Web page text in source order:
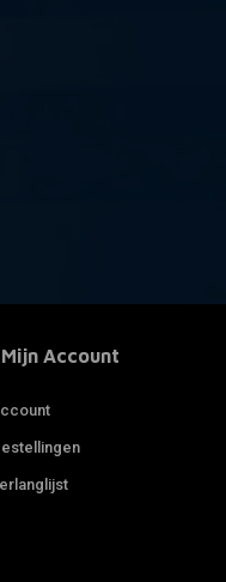
Mijn Account